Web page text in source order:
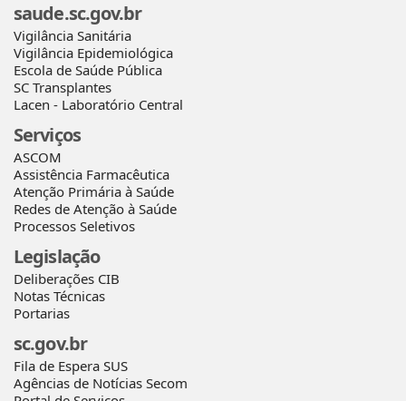
saude.sc.gov.br
Vigilância Sanitária
Vigilância Epidemiológica
Escola de Saúde Pública
SC Transplantes
Lacen - Laboratório Central
Serviços
ASCOM
Assistência Farmacêutica
Atenção Primária à Saúde
Redes de Atenção à Saúde
Processos Seletivos
Legislação
Deliberações CIB
Notas Técnicas
Portarias
sc.gov.br
Fila de Espera SUS
Agências de Notícias Secom